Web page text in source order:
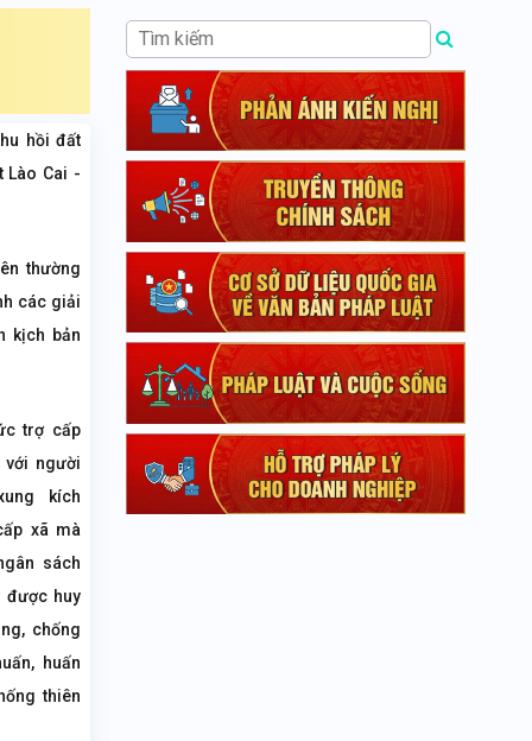
hồi đất
Lào Cai -
thường
các giải
kịch bản
trợ cấp
người
kích
xã mà
sách
được huy
chống
huấn
thiên